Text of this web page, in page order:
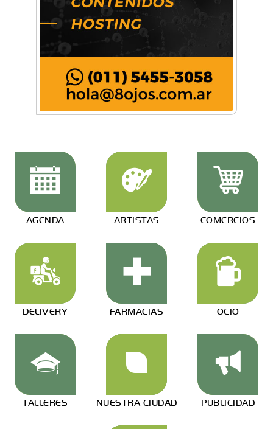
AGENDA ARTISTAS COMERCIOS
DELIVERY FARMACIAS OCIO
TALLERES NUESTRA CIUDAD PUBLICIDAD